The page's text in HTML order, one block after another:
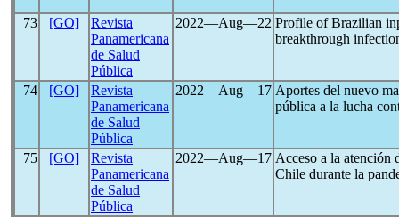
73 [GO]
Revista
Panamericana
de Salud
Pública
2022―Aug―22 Profile of Brazilian
breakthrough
74 [GO]
Revista
Panamericana
de Salud
Pública
2022―Aug―17 Aportes del nuevo
pública a la lucha
75 [GO]
Revista
Panamericana
de Salud
Pública
2022―Aug―17 Acceso a la atención
Chile durante la